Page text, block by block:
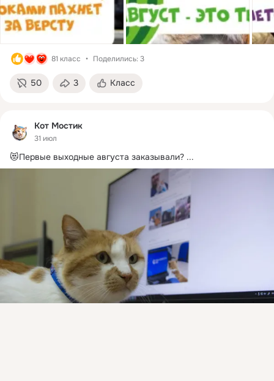
81 класс Поделились: 3
50 3 Класс
Кот Мостик
31 июл
😻Первые выходные августа заказывали? ...